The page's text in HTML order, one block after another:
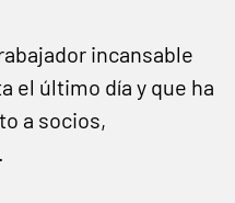
incansable
el último día y que ha
a socios,